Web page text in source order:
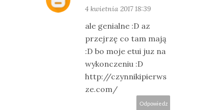
4 kwietnia 2017 18:39
ale genialne :D az
przejrzę co tam mają
:D bo moje etui juz na
wykonczeniu :D
http://czynnikipierws
ze.com/
Odpowiedz